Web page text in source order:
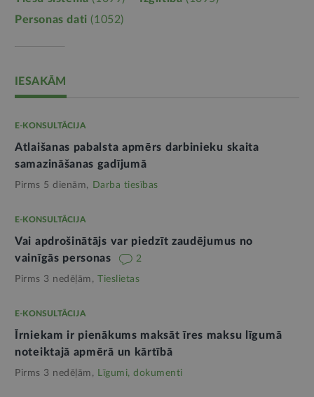
Personas dati (1052)
IESAKĀM
E-KONSULTĀCIJA
Atlaišanas pabalsta apmērs darbinieku skaita
samazināšanas gadījumā
Pirms 5 dienām, Darba tiesības
E-KONSULTĀCIJA
Vai apdrošinātājs var piedzīt zaudējumus no
vainīgās personas
2
Pirms 3 nedēļām, Tieslietas
E-KONSULTĀCIJA
Īrniekam ir pienākums maksāt īres maksu līgumā
noteiktajā apmērā un kārtībā
Pirms 3 nedēļām, Līgumi, dokumenti